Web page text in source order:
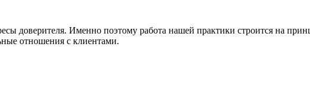
доверителя. Именно поэтому работа нашей практики строится на
отношения с клиентами.